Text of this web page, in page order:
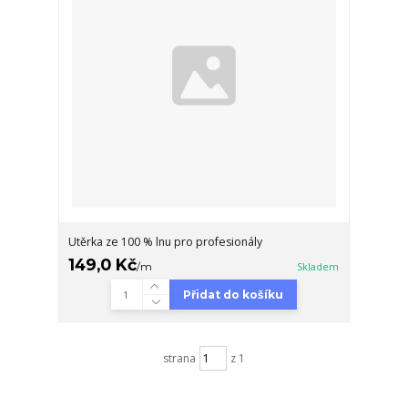
Utěrka ze 100 % lnu pro profesionály
149,0 Kč/m Skladem
Přidat do košíku
strana z 1